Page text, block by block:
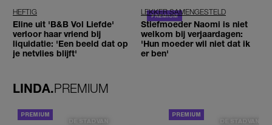
HEFTIG
Eline uit 'B&B Vol Liefde'
verloor haar vriend bij
liquidatie: 'Een beeld dat op
je netvlies blijft'
LEKKER SAMENGESTELD
Stiefmoeder Naomi is niet
welkom bij verjaardagen:
'Hun moeder wil niet dat ik
er ben'
LINDA.PREMIUM
DE STAD VAN DE STAD VAN